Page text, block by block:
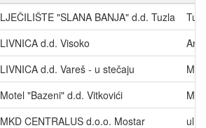
LJEČILIŠTE "SLANA BANJA" d.d. Tuzla
LIVNICA d.d. Visoko
LIVNICA d.d. Vareš - u stečaju
Motel "Bazeni" d.d. Vitkovići
MKD CENTRALUS d.o.o. Mostar
ul.